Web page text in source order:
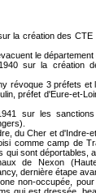
la création des CTE
le département
sur la création
révoque 3 préfets et
préfet d'Eure-et-
sur les
du Cher et d'Indre-
comme camp de
qui sont déportables,
de Nexon
dernière étape
non-occupée,
qui est dressée,